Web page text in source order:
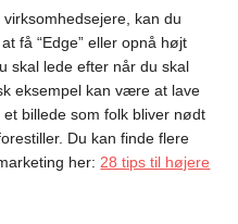
kan du
få “Edge” eller opnå højt
skal lede efter når du skal
eksempel kan være at lave
billede som folk bliver nødt
Du kan finde flere
her: 28 tips til højere